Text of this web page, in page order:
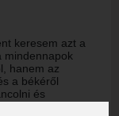
keresem azt a
mindennapok
hanem az
a békéről
és
alkat vagyok.